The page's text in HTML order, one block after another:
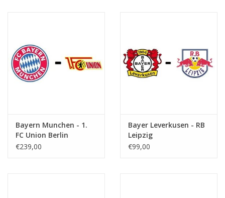
Bayern Munchen - 1.
FC Union Berlin
€239,00
Bayer Leverkusen - RB
Leipzig
€99,00